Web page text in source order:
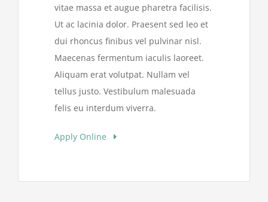
vitae massa et augue pharetra facilisis.
Ut ac lacinia dolor. Praesent sed leo et
dui rhoncus finibus vel pulvinar nisl.
Maecenas fermentum iaculis laoreet.
Aliquam erat volutpat. Nullam vel
tellus justo. Vestibulum malesuada
felis eu interdum viverra.
Apply Online